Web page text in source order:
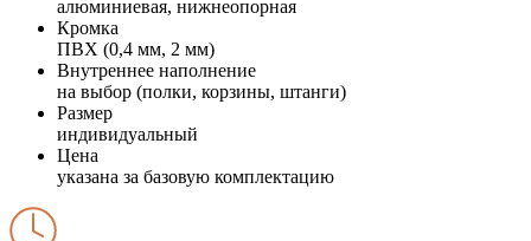
алюминиевая, нижнеопорная
Кромка
ПВХ (0,4 мм, 2 мм)
Внутреннее наполнение
на выбор (полки, корзины, штанги)
Размер
индивидуальный
Цена
указана за базовую комплектацию